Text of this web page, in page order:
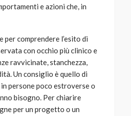
e azioni che, in
comprendere l’esito di
con occhio più clinico e
ravvicinate, stanchezza,
Un consiglio è quello di
persone poco estroverse o
bisogno. Per chiarire
per un progetto o un
9 mesi ago